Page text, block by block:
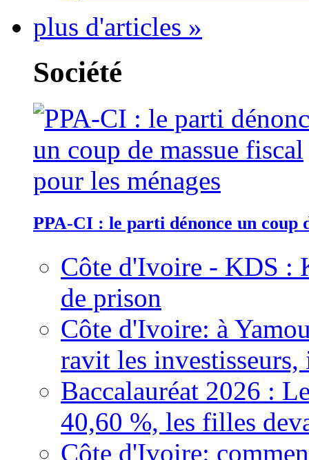
plus d'articles »
Société
PPA-CI : le parti dénonce un coup
Côte d'Ivoire - KDS :
de prison
Côte d'Ivoire: à
ravit les
Baccalauréat 2026 :
40,60 %, les filles
Côte d'Ivoire: